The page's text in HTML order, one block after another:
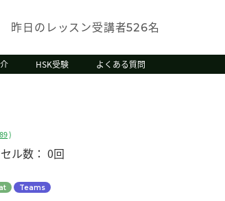
昨日のレッスン受講者526名
HSK受験 よくある質問
)
ル数： 0回
Teams